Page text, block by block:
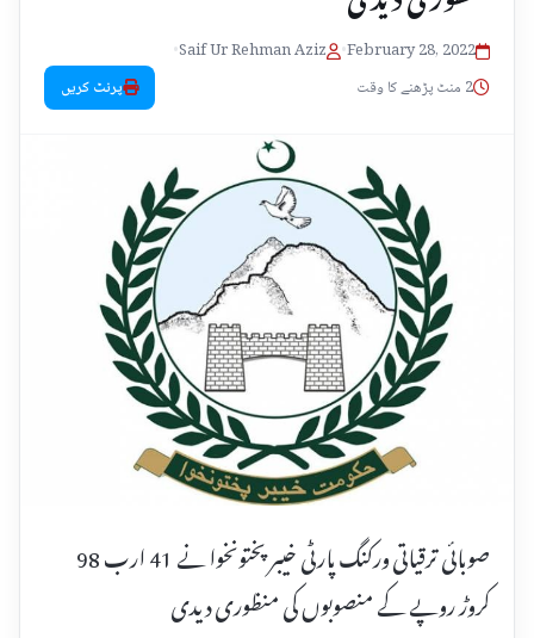
February 28, 2022
•
Saif Ur Rehman Aziz
•
2 منٹ پڑھنے کا وقت
پرنٹ کریں
صوبائی ترقیاتی ورکنگ پارٹی خیبر پختونخوا نے 41 ارب 98
کروڑ روپے کے منصوبوں کی منظوری دیدی